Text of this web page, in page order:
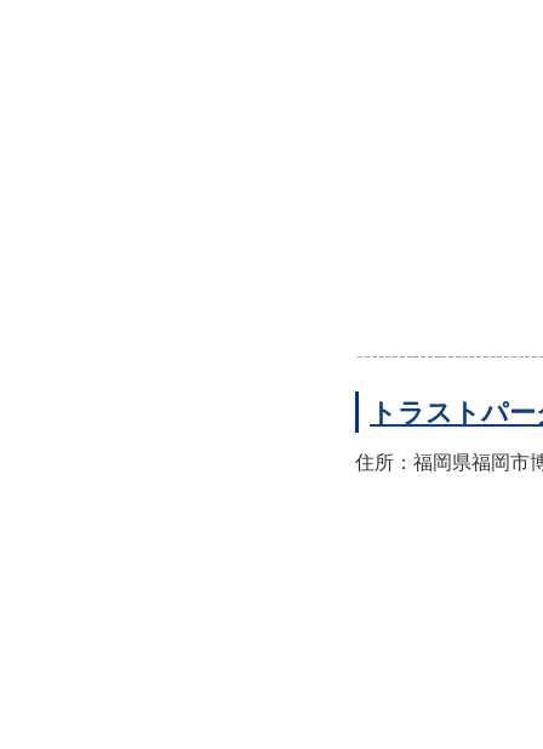
トラストパ
住所：福岡県福岡市